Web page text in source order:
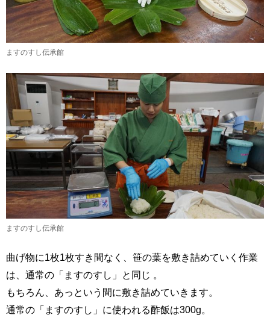
ますのすし伝承館
ますのすし伝承館
曲げ物に1枚1枚すき間なく、笹の葉を敷き詰めていく作業
は、通常の「ますのすし」と同じ 。
もちろん、あっという間に敷き詰めていきます。
通常の「ますのすし」に使われる酢飯は300g。